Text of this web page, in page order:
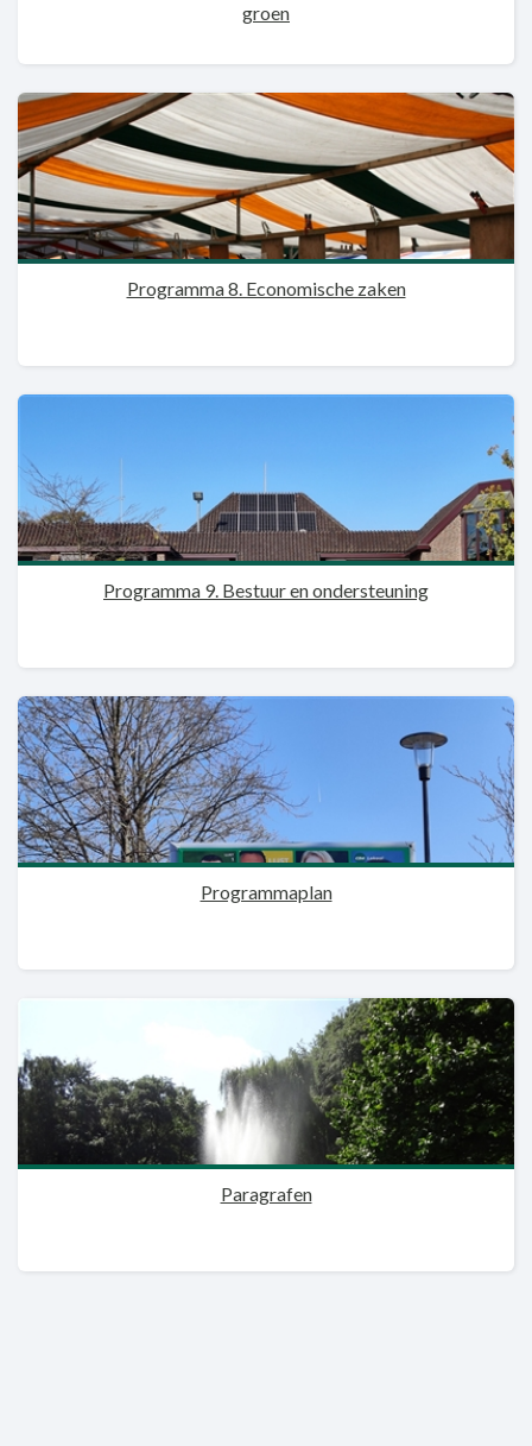
groen
Programma 8. Economische zaken
Programma 9. Bestuur en ondersteuning
Programmaplan
Paragrafen